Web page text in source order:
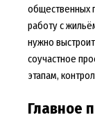
общественных
работу с
нужно
соучастное
этапам,
Главное